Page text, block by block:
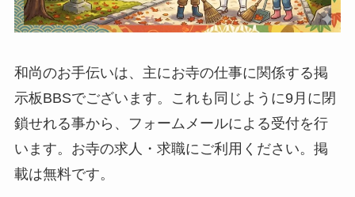
和尚のお手伝いは、主にお寺の仕事に関係する掲
示板BBSでございます。これも同じように9月に閉
鎖せれる事から、フォームメールによる受付を行
います。お寺の求人・求職にご利用ください。掲
載は無料です。